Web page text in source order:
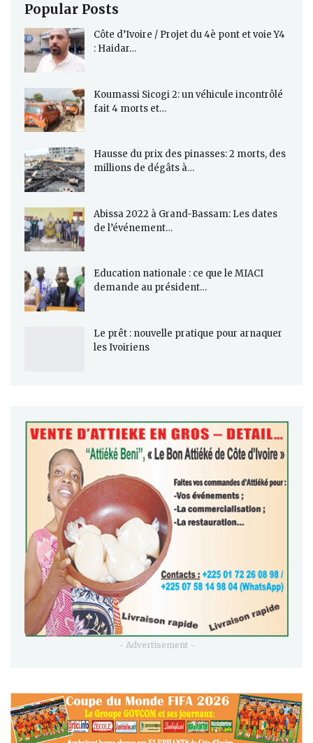
Popular Posts
Côte d’Ivoire / Projet du 4è pont et voie Y4
: Haidar…
Koumassi Sicogi 2: un véhicule incontrôlé
fait 4 morts et…
Hausse du prix des pinasses: 2 morts, des
millions de dégâts à…
Abissa 2022 à Grand-Bassam: Les dates
de l’événement…
Education nationale : ce que le MIACI
demande au président…
Le prêt : nouvelle pratique pour arnaquer
les Ivoiriens
- Advertisement -